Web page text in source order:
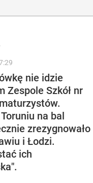
nie idzie
Zespole Szkół nr
na bal
zrezygnowało
i Łodzi.
ich